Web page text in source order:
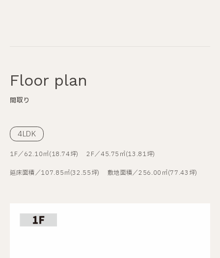
Floor plan
間取り
4LDK
1F／62.10㎡(18.74坪) 2F／45.75㎡(13.81坪)
延床面積／107.85㎡(32.55坪) 敷地面積／256.00㎡(77.43坪)